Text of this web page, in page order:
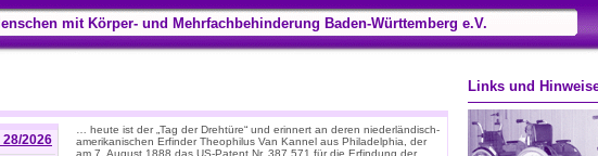
mit Körper- und Mehrfachbehinderung Baden-Württemberg e.V.
28/2026
… heute ist der „Tag der Drehtüre“ und erinnert an deren niederländisch-
amerikanischen Erfinder Theophilus Van Kannel aus Philadelphia, der
am 7. August 1888 das US-Patent Nr. 387.571 für die Erfindung der
Links und